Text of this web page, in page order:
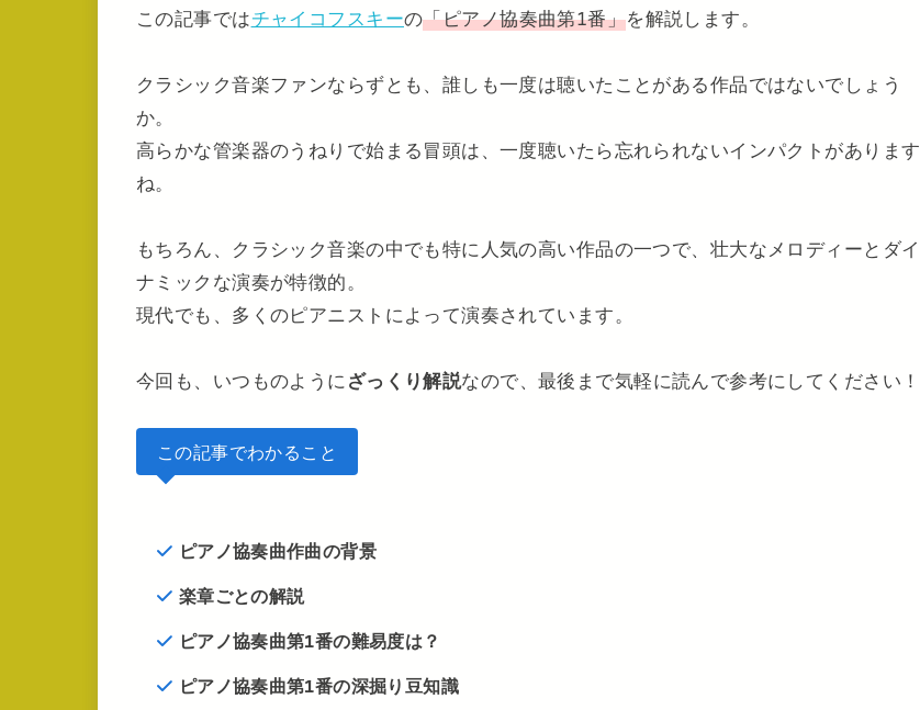
この記事ではチャイコフスキーの「ピアノ協奏曲第1番」を解説します。
クラシック音楽ファンならずとも、誰しも一度は聴いたことがある作品ではないでしょう
か。
高らかな管楽器のうねりで始まる冒頭は、一度聴いたら忘れられないインパクトがあります
ね。
もちろん、クラシック音楽の中でも特に人気の高い作品の一つで、壮大なメロディーとダイ
ナミックな演奏が特徴的。
現代でも、多くのピアニストによって演奏されています。
今回も、いつものようにざっくり解説なので、最後まで気軽に読んで参考にしてください！
この記事でわかること
ピアノ協奏曲作曲の背景
楽章ごとの解説
ピアノ協奏曲第1番の難易度は？
ピアノ協奏曲第1番の深掘り豆知識